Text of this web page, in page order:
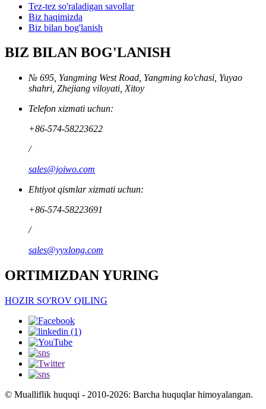
Tez-tez so'raladigan savollar
Biz haqimizda
Biz bilan bog'lanish
BIZ BILAN BOG'LANISH
№ 695, Yangming West Road, Yangming ko'chasi, Yuyao
shahri, Zhejiang viloyati, Xitoy
Telefon xizmati uchun:
+86-574-58223622
/
sales@joiwo.com
Ehtiyot qismlar xizmati uchun:
+86-574-58223691
/
sales@yyxlong.com
ORTIMIZDAN YURING
HOZIR SO'ROV QILING
© Mualliflik huquqi - 2010-2026: Barcha huquqlar himoyalangan.